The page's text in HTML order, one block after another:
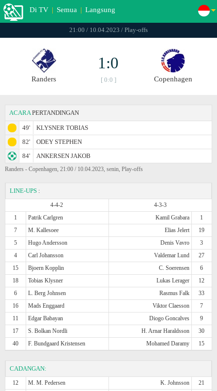
Di TV | Semua | Langsung
21:00 / 10.04.2023 / Play-offs
Randers
1:0
[ 0:0 ] Copenhagen
ACARA PERTANDINGAN
49'
KLYSNER TOBIAS
82'
ODEY STEPHEN
84'
ANKERSEN JAKOB
Randers - Copenhagen, 21:00 / 10.04.2023, senin, Play-offs
LINE-UPS :
4-4-2
4-3-3
1
Patrik Carlgren Kamil Grabara
1
7
M. Kallesoee Elias Jelert
19
5
Hugo Andersson Denis Vavro
3
4
Carl Johansson Valdemar Lund
27
15
Bjoern Kopplin C. Soerensen
6
18
Tobias Klysner Lukas Lerager
12
6
L. Berg Johnsen Rasmus Falk
33
16
Mads Enggaard Viktor Claesson
7
11
Edgar Babayan Diogo Goncalves
9
17
S. Bolkan Nordli H. Arnar Haraldsson
30
40
F. Bundgaard Kristensen Mohamed Daramy 15
CADANGAN:
12 M. M. Pedersen K. Johnsson
21